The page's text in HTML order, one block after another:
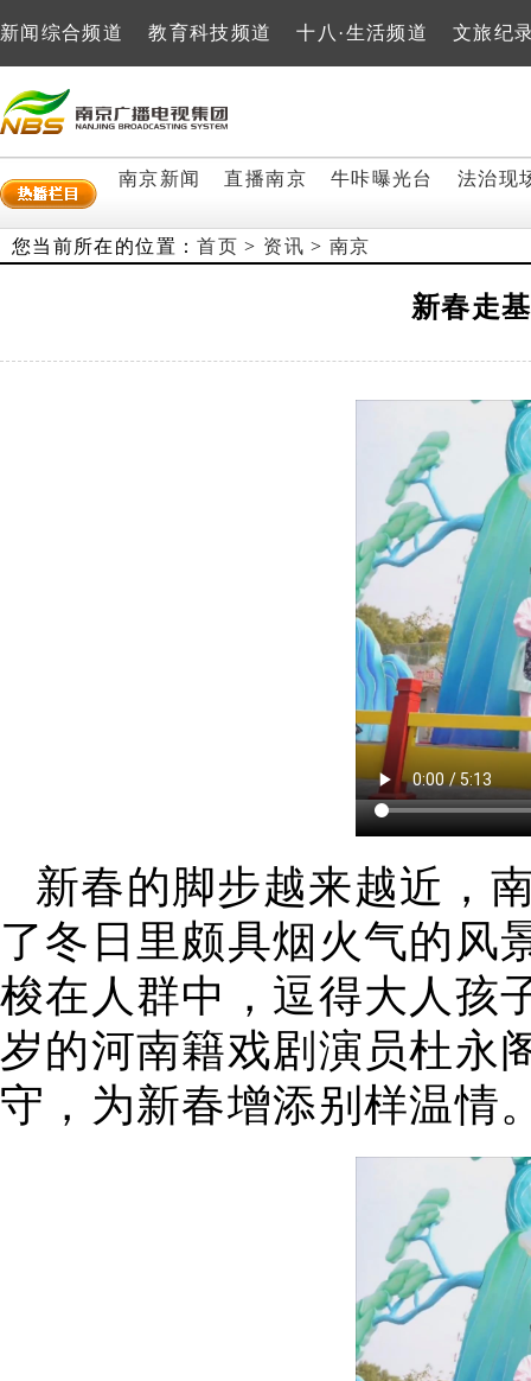
新闻综合频道 教育科技频道 十八·生活频道 文旅纪
南京新闻 直播南京 牛咔曝光台 法治现
您当前所在的位置：首页 > 资讯 >南京
新春走
新春的脚步越来越近，
了冬日里颇具烟火气的风
梭在人群中，逗得大人孩
岁的河南籍戏剧演员杜永
守，为新春增添别样温情